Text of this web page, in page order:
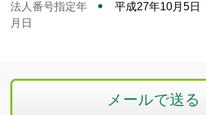
法人番号指定年
月日
平成27年10月5日
メールで送る